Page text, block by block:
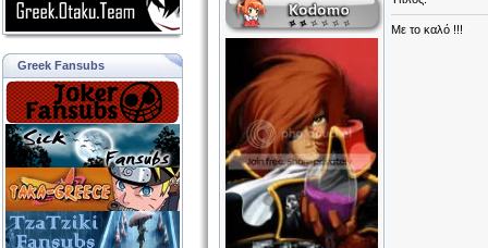
Greek Fansubs
Με το καλό !!!